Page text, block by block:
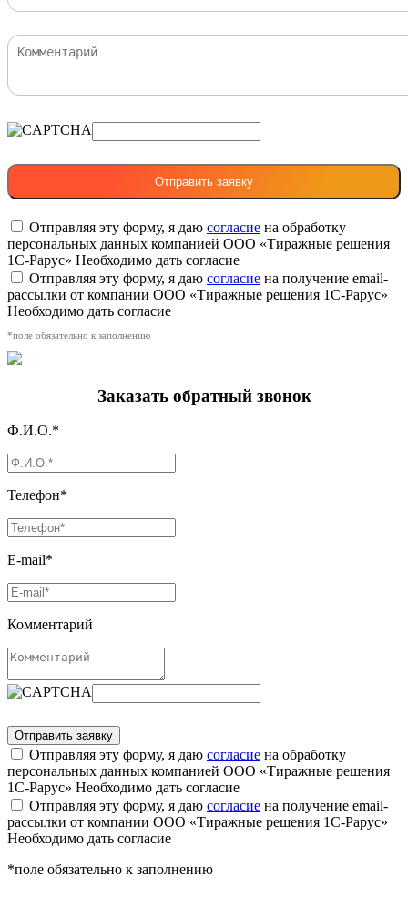
Отправляя эту форму, я даю согласие на обработку
персональных данных компанией ООО «Тиражные решения
1С-Рарус» Необходимо дать согласие
Отправляя эту форму, я даю согласие на получение email-
рассылки от компании ООО «Тиражные решения 1С-Рарус»
Необходимо дать согласие
*поле обязательно к заполнению
Заказать обратный звонок
Ф.И.О.*
Телефон*
E-mail*
Комментарий
Отправляя эту форму, я даю согласие на обработку
персональных данных компанией ООО «Тиражные решения
1С-Рарус» Необходимо дать согласие
Отправляя эту форму, я даю согласие на получение email-
рассылки от компании ООО «Тиражные решения 1С-Рарус»
Необходимо дать согласие
*поле обязательно к заполнению